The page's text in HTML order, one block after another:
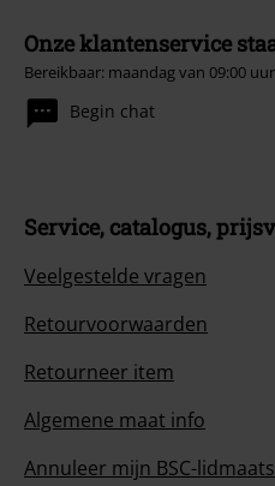
Onze klantenservice
Bereikbaar: maandag van 09:00
Begin chat
Service, catalogus,
Veelgestelde vragen
Retourvoorwaarden
Retourneer item
Algemene maat info
Annuleer mijn BSC-